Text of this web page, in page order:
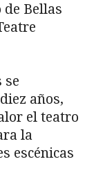
de Bellas
se
años,
el teatro
la
escénicas